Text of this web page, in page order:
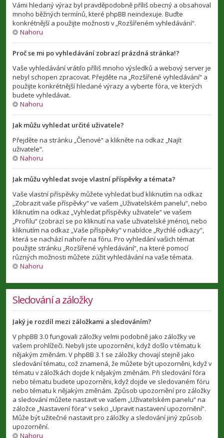
Vámi hledaný výraz byl pravděpodobně příliš obecný a obsahoval
mnoho běžných termínů, které phpBB neindexuje. Buďte
konkrétnější a použijte možnosti v „Rozšířeném vyhledávání“.
Nahoru
Proč se mi po vyhledávání zobrazí prázdná stránka!?
Vaše vyhledávání vrátilo příliš mnoho výsledků a webový server je
nebyl schopen zpracovat. Přejděte na „Rozšířené vyhledávání“ a
použijte konkrétnější hledané výrazy a vyberte fóra, ve kterých
budete vyhledávat.
Nahoru
Jak můžu vyhledat určité uživatele?
Přejděte na stránku „Členové“ a klikněte na odkaz „Najít
uživatele“.
Nahoru
Jak můžu vyhledat svoje vlastní příspěvky a témata?
Vaše vlastní příspěvky můžete vyhledat buď kliknutím na odkaz
„Zobrazit vaše příspěvky“ ve vašem „Uživatelském panelu“, nebo
kliknutím na odkaz „Vyhledat příspěvky uživatele“ ve vašem
„Profilu“ (zobrazí se po kliknutí na vaše uživatelské jméno), nebo
kliknutím na odkaz „Vaše příspěvky“ v nabídce „Rychlé odkazy“,
která se nachází nahoře na fóru. Pro vyhledání vašich témat
použijte stránku „Rozšířené vyhledávání“, na které pomocí
různých možnosti můžete zúžit vyhledávání na vaše témata.
Nahoru
Sledování a záložky
Jaký je rozdíl mezi záložkami a sledováním?
V phpBB 3.0 fungovali záložky velmi podobně jako záložky ve
vašem prohlížeči. Nebyli jste upozorněni, když došlo v tématu k
nějakým změnám. V phpBB 3.1 se záložky chovají stejně jako
sledování tématu, což znamená, že můžete být upozorněni, když v
tématu v záložkách dojde k nějakým změnám. Při sledování fóra
nebo tématu budete upozorněni, když dojde ve sledovaném fóru
nebo tématu k nějakým změnám. Způsob upozornění pro záložky
a sledování můžete nastavit ve vašem „Uživatelském panelu“ na
záložce „Nastavení fóra“ v sekci „Upravit nastavení upozornění“.
Může být užitečné nastavit pro záložky a sledování jiný způsob
upozornění.
Nahoru